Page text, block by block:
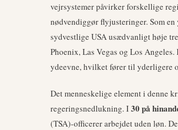
vejrsystemer påvirker forskellige
nødvendiggør flyjusteringer. Som
sydvestlige USA usædvanligt høje
Phoenix, Las Vegas og Los
ydeevne, hvilket fører til yderligere
Det menneskelige element i denne
regeringsnedlukning. I30 på
(TSA)-officerer arbejdet uden løn.